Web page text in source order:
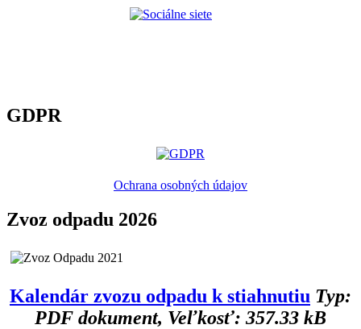
GDPR
Ochrana osobných údajov
Zvoz odpadu 2026
Kalendár zvozu odpadu k stiahnutiu Typ:
PDF dokument, Veľkosť: 357.33 kB